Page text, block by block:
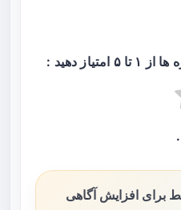
دهید :
برای افزایش آگاهی